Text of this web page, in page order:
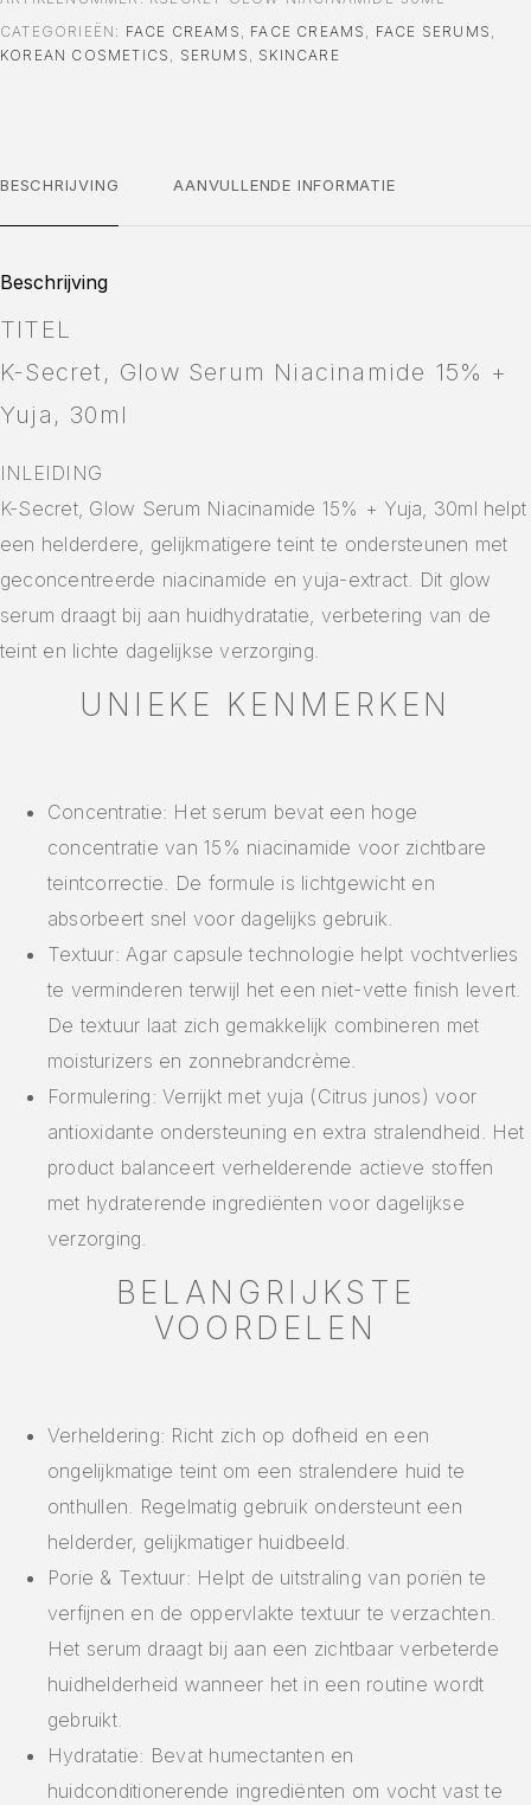
CATEGORIEËN: FACE CREAMS , FACE CREAMS , FACE SERUMS ,
KOREAN COSMETICS , SERUMS , SKINCARE
BESCHRIJVING AANVULLENDE INFORMATIE
Beschrijving
TITEL
K-Secret, Glow Serum Niacinamide 15% +
Yuja, 30ml
INLEIDING
K-Secret, Glow Serum Niacinamide 15% + Yuja, 30ml helpt
een helderdere, gelijkmatigere teint te ondersteunen met
geconcentreerde niacinamide en yuja-extract. Dit glow
serum draagt bij aan huidhydratatie, verbetering van de
teint en lichte dagelijkse verzorging.
UNIEKE KENMERKEN
Concentratie: Het serum bevat een hoge
concentratie van 15% niacinamide voor zichtbare
teintcorrectie. De formule is lichtgewicht en
absorbeert snel voor dagelijks gebruik.
Textuur: Agar capsule technologie helpt vochtverlies
te verminderen terwijl het een niet-vette finish levert.
De textuur laat zich gemakkelijk combineren met
moisturizers en zonnebrandcrème.
Formulering: Verrijkt met yuja (Citrus junos) voor
antioxidante ondersteuning en extra stralendheid. Het
product balanceert verhelderende actieve stoffen
met hydraterende ingrediënten voor dagelijkse
verzorging.
BELANGRIJKSTE
VOORDELEN
Verheldering: Richt zich op dofheid en een
ongelijkmatige teint om een stralendere huid te
onthullen. Regelmatig gebruik ondersteunt een
helderder, gelijkmatiger huidbeeld.
Porie & Textuur: Helpt de uitstraling van poriën te
verfijnen en de oppervlakte textuur te verzachten.
Het serum draagt bij aan een zichtbaar verbeterde
huidhelderheid wanneer het in een routine wordt
gebruikt.
Hydratatie: Bevat humectanten en
huidconditionerende ingrediënten om vocht vast te